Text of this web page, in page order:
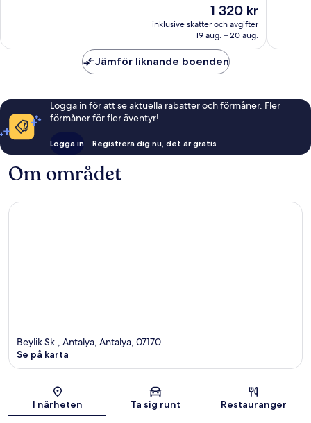
Priset
1 320 kr
1 320 kr
inklusive skatter och avgifter
19 aug. – 20 aug.
Jämför liknande boenden
Logga in för att se aktuella rabatter och förmåner. Fler
förmåner för fler äventyr!
Logga in Registrera dig nu, det är gratis
Om området
Karta
Beylik Sk., Antalya, Antalya, 07170
Se på karta
I närheten Ta sig runt Restauranger